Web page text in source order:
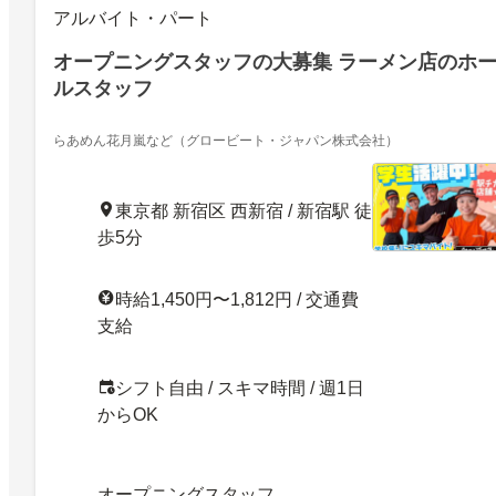
アルバイト・パート
オープニングスタッフの大募集 ラーメン店のホー
ルスタッフ
らあめん花月嵐など（グロービート・ジャパン株式会社）
東京都 新宿区 西新宿 / 新宿駅 徒
歩5分
時給1,450円〜1,812円 / 交通費
支給
シフト自由 / スキマ時間 / 週1日
からOK